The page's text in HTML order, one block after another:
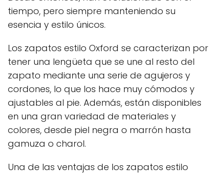
tiempo, pero siempre manteniendo su
esencia y estilo únicos.
Los zapatos estilo Oxford se caracterizan por
tener una lengüeta que se une al resto del
zapato mediante una serie de agujeros y
cordones, lo que los hace muy cómodos y
ajustables al pie. Además, están disponibles
en una gran variedad de materiales y
colores, desde piel negra o marrón hasta
gamuza o charol.
Una de las ventajas de los zapatos estilo